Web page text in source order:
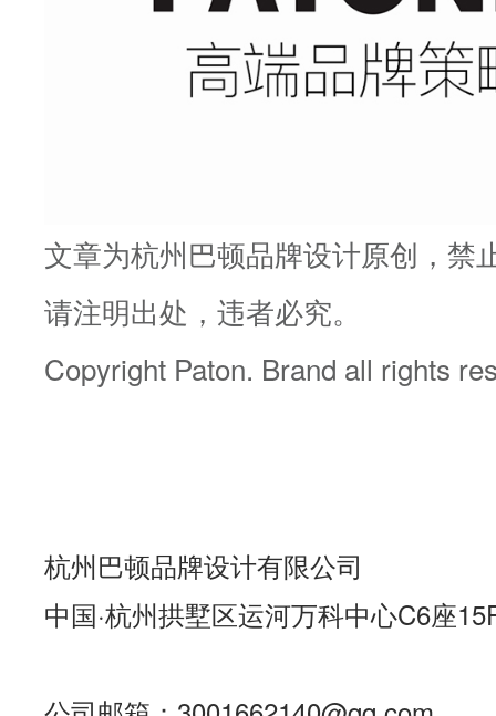
文章为杭州巴顿品牌设计原创，禁
请注明出处，违者必究。
Copyright Paton. Brand all rights
杭州巴顿品牌设计有限公司
中国·杭州拱墅区运河万科中心C6座